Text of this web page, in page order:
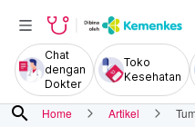
Chat
dengan
Dokter
Toko
Kesehatan
search Home Artikel